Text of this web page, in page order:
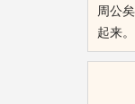
周公
起来。